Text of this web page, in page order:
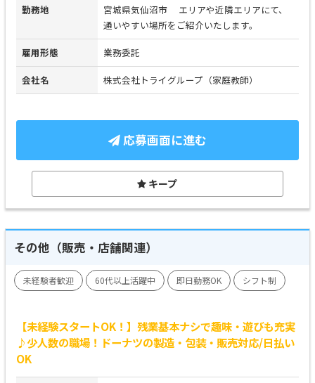
勤務地
宮城県気仙沼市 エリアや近隣エリアにて、
通いやすい場所をご紹介いたします。
雇用形態 業務委託
会社名 株式会社トライグループ（家庭教師）
応募画面に進む
キープ
その他（販売・店舗関連）
未経験者歓迎 60代以上活躍中 即日勤務OK シフト制
【未経験スタートOK！】残業基本ナシで趣味・遊びも充実
♪少人数の職場！ドーナツの製造・包装・販売対応/日払い
OK